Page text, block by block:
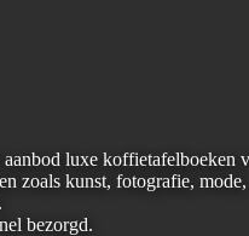
luxe koffietafelboeken
zoals kunst, fotografie, mode,
bezorgd.